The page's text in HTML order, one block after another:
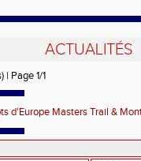
ACTUALITÉS
| Page 1/1
d'Europe Masters Trail &